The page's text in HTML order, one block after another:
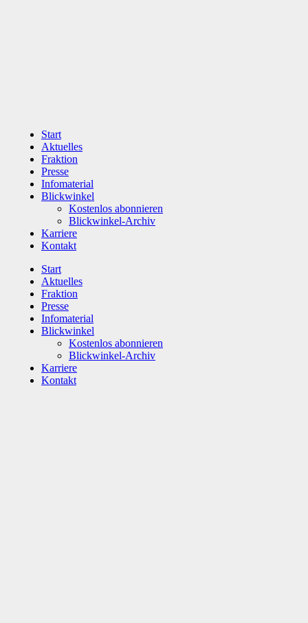
Start
Aktuelles
Fraktion
Presse
Infomaterial
Blickwinkel
Kostenlos abonnieren
Blickwinkel-Archiv
Karriere
Kontakt
Start
Aktuelles
Fraktion
Presse
Infomaterial
Blickwinkel
Kostenlos abonnieren
Blickwinkel-Archiv
Karriere
Kontakt